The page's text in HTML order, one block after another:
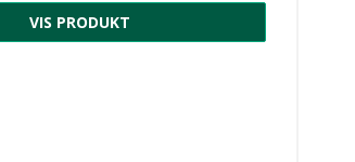
VIS PRODUKT